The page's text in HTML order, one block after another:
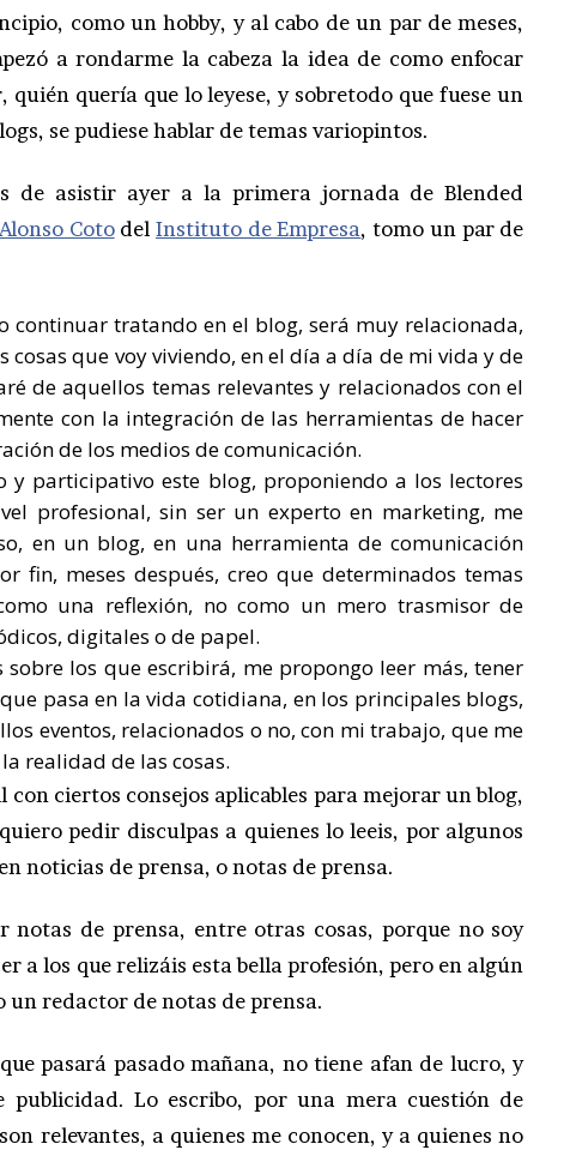
como un hobby, y al cabo de un par de meses,
a rondarme la cabeza la idea de como enfocar
quería que lo leyese, y sobretodo que fuese un
se pudiese hablar de temas variopintos.
de asistir ayer a la primera jornada de Blended
CotodelInstituto de Empresa, tomo un par de
continuar tratando en el blog, será muy relacionada,
cosas que voy viviendo, en el día a día de mi vida y de
de aquellos temas relevantes y relacionados con el
con la integración de las herramientas de hacer
de los medios de comunicación.
y participativo este blog, proponiendo a los lectores
profesional, sin ser un experto en marketing, me
en un blog, en una herramienta de comunicación
fin, meses después, creo que determinados temas
una reflexión, no como un mero trasmisor de
digitales o de papel.
los que escribirá, me propongo leer más, tener
pasa en la vida cotidiana, en los principales blogs,
eventos, relacionados o no, con mi trabajo, que me
realidad de las cosas.
ciertos consejos aplicables para mejorar un blog,
pedir disculpas a quienes lo leeis, por algunos
noticias de prensa, o notas de prensa.
de prensa, entre otras cosas, porque no soy
a los que relizáis esta bella profesión, pero en algún
redactor de notas de prensa.
pasará pasado mañana, no tiene afan de lucro, y
Lo escribo, por una mera cuestión de
relevantes, a quienes me conocen, y a quienes no